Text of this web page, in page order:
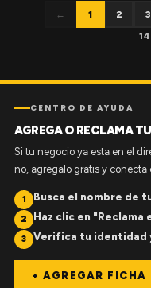
← 1 2 3
CENTRO DE AYUDA
AGREGA O RECLAMA
Si tu negocio ya esta en el
no, agregalo gratis y conecta
1 Busca el nombre de
2 Haz clic en
3 Verifica tu identidad
+ AGREGAR FICHA